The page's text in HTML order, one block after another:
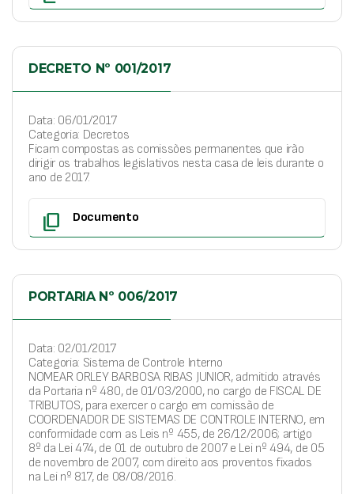
DECRETO Nº 001/2017
Data: 06/01/2017
Categoria: Decretos
Ficam compostas as comissões permanentes que irão
dirigir os trabalhos legislativos nesta casa de leis durante o
ano de 2017.
content_copy Documento
PORTARIA Nº 006/2017
Data: 02/01/2017
Categoria: Sistema de Controle Interno
NOMEAR ORLEY BARBOSA RIBAS JUNIOR, admitido através
da Portaria nº 480, de 01/03/2000, no cargo de FISCAL DE
TRIBUTOS, para exercer o cargo em comissão de
COORDENADOR DE SISTEMAS DE CONTROLE INTERNO, em
conformidade com as Leis nº 455, de 26/12/2006; artigo
8º da Lei 474, de 01 de outubro de 2007 e Lei nº 494, de 05
de novembro de 2007, com direito aos proventos fixados
na Lei nº 817, de 08/08/2016.